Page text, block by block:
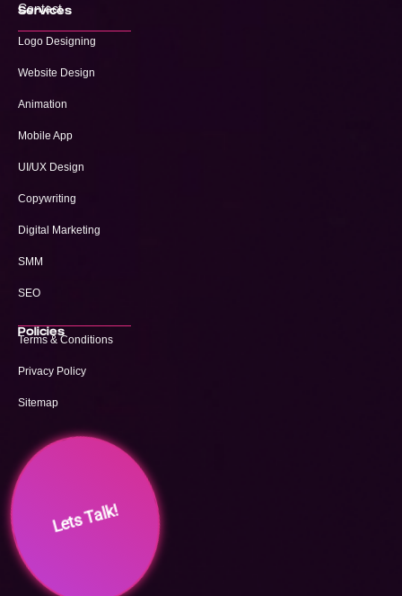
Contact
Services
Logo Designing
Website Design
Animation
Mobile App
UI/UX Design
Copywriting
Digital Marketing
SMM
SEO
Policies
Terms & Conditions
Privacy Policy
Sitemap
Lets Talk!